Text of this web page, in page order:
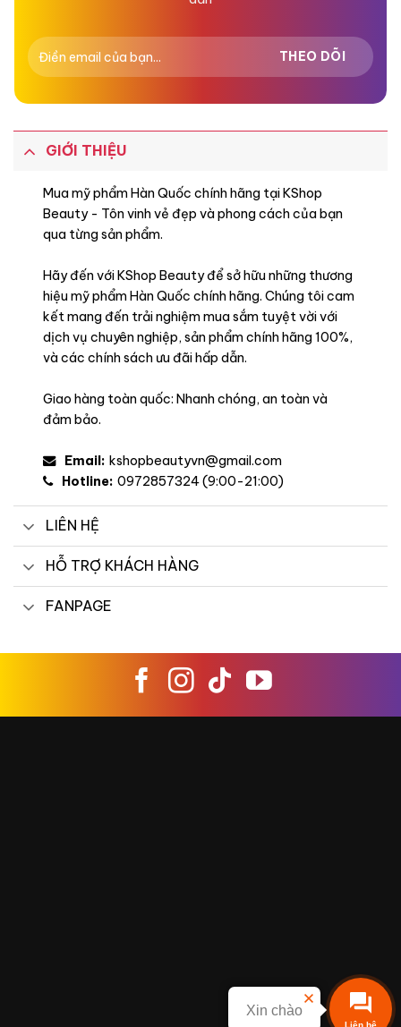
Liên hệ
Xin chào
GIỚI THIỆU
Mua mỹ phẩm Hàn Quốc chính hãng tại KShop
Beauty - Tôn vinh vẻ đẹp và phong cách của bạn
qua từng sản phẩm.
Hãy đến với KShop Beauty để sở hữu những thương
hiệu mỹ phẩm Hàn Quốc chính hãng. Chúng tôi cam
kết mang đến trải nghiệm mua sắm tuyệt vời với
dịch vụ chuyên nghiệp, sản phẩm chính hãng 100%,
và các chính sách ưu đãi hấp dẫn.
Giao hàng toàn quốc: Nhanh chóng, an toàn và
đảm bảo.
Email: kshopbeautyvn@gmail.com
Hotline: 0972857324 (9:00-21:00)
LIÊN HỆ
HỖ TRỢ KHÁCH HÀNG
FANPAGE